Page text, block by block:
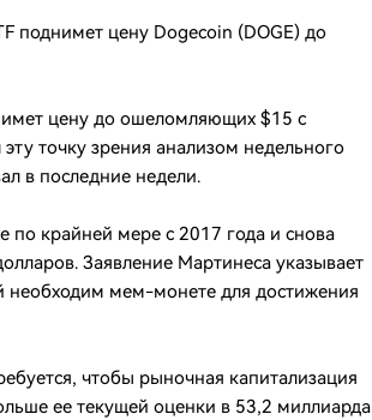
поднимет цену Dogecoin (DOGE) до
цену до ошеломляющих $15 с
точку зрения анализом недельного
в последние недели.
по крайней мере с 2017 года и снова
Заявление Мартинеса указывает
необходим мем-монете для достижения
чтобы рыночная капитализация
ее текущей оценки в 53,2 миллиарда